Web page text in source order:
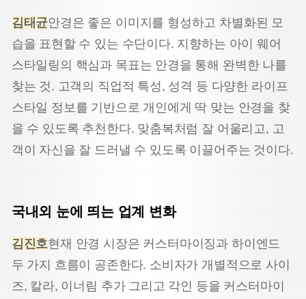
김태균안경은 좋은 이미지를 형성하고 차별화된 모
습을 표현할 수 있는 수단이다. 지향하는 아이 웨어
스타일링의 핵심과 목표는 안경을 통해 완벽한 나를
찾는 것. 고객의 직업적 특성, 성격 등 다양한 라이프
스타일 정보를 기반으로 개인에게 딱 맞는 안경을 찾
을 수 있도록 추천한다. 맞춤복처럼 잘 어울리고, 고
객이 자신을 잘 드러낼 수 있도록 이끌어주는 것이다.
국내외 눈에 띄는 업계 변화
김진호현재 안경 시장은 커스터마이징과 하이엔드
두 가지 흐름이 공존한다. 소비자가 개별적으로 사이
즈, 칼라, 이너림 추가 그리고 각인 등을 커스터마이